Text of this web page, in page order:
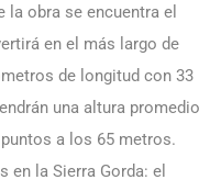
obra se encuentra el
en el más largo de
de longitud con 33
una altura promedio
a los 65 metros.
en la Sierra Gorda: el